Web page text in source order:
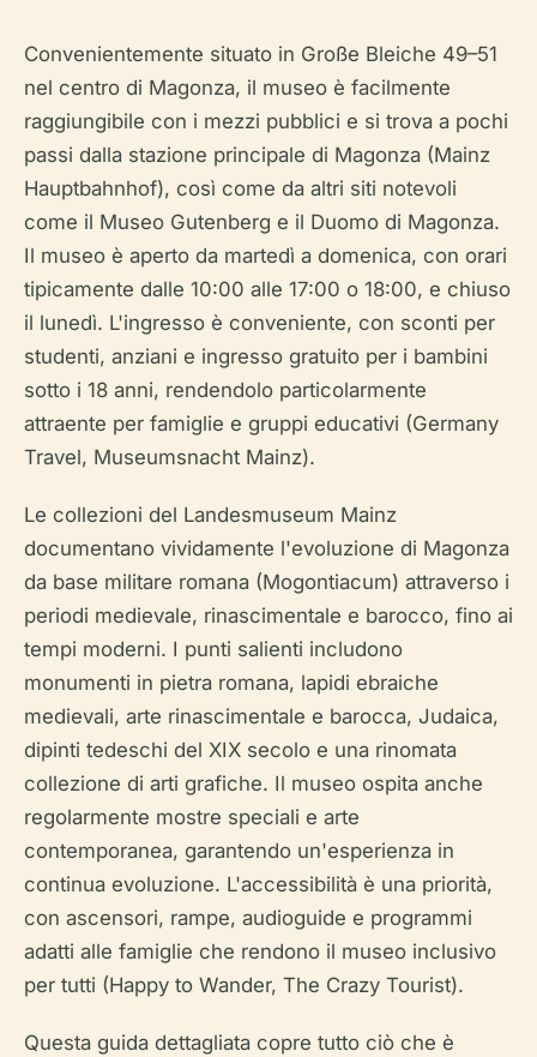
Convenientemente situato in Große Bleiche 49–51
nel centro di Magonza, il museo è facilmente
raggiungibile con i mezzi pubblici e si trova a pochi
passi dalla stazione principale di Magonza (Mainz
Hauptbahnhof), così come da altri siti notevoli
come il Museo Gutenberg e il Duomo di Magonza.
Il museo è aperto da martedì a domenica, con orari
tipicamente dalle 10:00 alle 17:00 o 18:00, e chiuso
il lunedì. L'ingresso è conveniente, con sconti per
studenti, anziani e ingresso gratuito per i bambini
sotto i 18 anni, rendendolo particolarmente
attraente per famiglie e gruppi educativi (Germany
Travel, Museumsnacht Mainz).
Le collezioni del Landesmuseum Mainz
documentano vividamente l'evoluzione di Magonza
da base militare romana (Mogontiacum) attraverso i
periodi medievale, rinascimentale e barocco, fino ai
tempi moderni. I punti salienti includono
monumenti in pietra romana, lapidi ebraiche
medievali, arte rinascimentale e barocca, Judaica,
dipinti tedeschi del XIX secolo e una rinomata
collezione di arti grafiche. Il museo ospita anche
regolarmente mostre speciali e arte
contemporanea, garantendo un'esperienza in
continua evoluzione. L'accessibilità è una priorità,
con ascensori, rampe, audioguide e programmi
adatti alle famiglie che rendono il museo inclusivo
per tutti (Happy to Wander, The Crazy Tourist).
Questa guida dettagliata copre tutto ciò che è